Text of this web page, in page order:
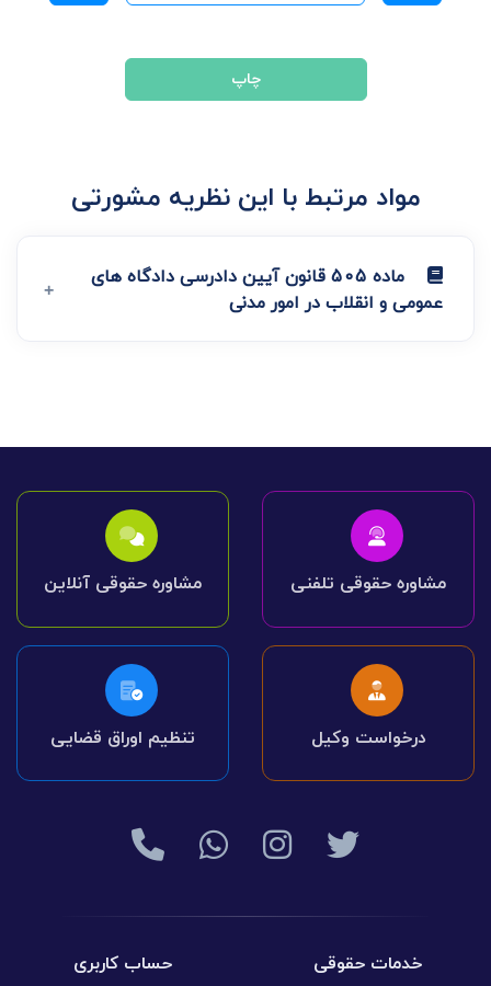
چاپ
مواد مرتبط با این نظریه مشورتی
ماده 505 قانون آیین دادرسی دادگاه های
عمومی و انقلاب در امور مدنی
مشاوره حقوقی تلفنی مشاوره حقوقی آنلاین
درخواست وکیل تنظیم اوراق قضایی
خدمات حقوقی حساب کاربری